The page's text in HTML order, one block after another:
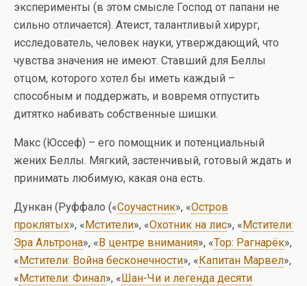
эксперименты (в этом смысле Господ от папани не
сильно отличается). Атеист, талантливый хирург,
исследователь, человек науки, утверждающий, что
чувства значения не имеют. Ставший для Беллы
отцом, которого хотел бы иметь каждый –
способным и поддержать, и вовремя отпустить
дитятко набивать собственные шишки.
Макс (Юссеф) – его помощник и потенциальный
жених Беллы. Мягкий, застенчивый, готовый ждать и
принимать любимую, какая она есть.
Дункан (Руффало («Соучастник», «Остров
проклятых», « Мстители», «Охотник на лис», « Мстители:
Эра Альтрона», « В центре внимания», «Тор: Рагнарёк»,
« Мстители: Война бесконечности», « Капитан Марвел»,
« Мстители: Финал», « Шан-Чи и легенда десяти